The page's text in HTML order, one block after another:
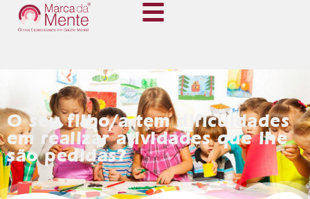
O seu filho/a tem dificuldades
em realizar atividades que lhe
são pedidas?